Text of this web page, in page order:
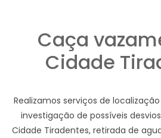
Caça
Cidade
Realizamos serviços de
investigação de possíveis
Cidade Tiradentes, retirada de